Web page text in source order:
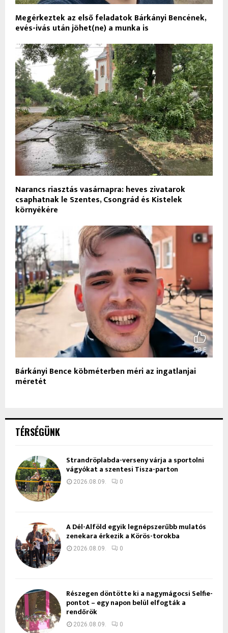
Megérkeztek az első feladatok Bárkányi Bencének,
evés-ivás után jöhet(ne) a munka is
Narancs riasztás vasárnapra: heves zivatarok
csaphatnak le Szentes, Csongrád és Kistelek
környékére
Bárkányi Bence köbméterben méri az ingatlanjai
méretét
TÉRSÉGÜNK
Strandröplabda-verseny várja a sportolni
vágyókat a szentesi Tisza-parton
2026.08.09. 0
A Dél-Alföld egyik legnépszerűbb mulatós
zenekara érkezik a Körös-torokba
2026.08.09. 0
Részegen döntötte ki a nagymágocsi Selfie-
pontot – egy napon belül elfogták a
rendőrök
2026.08.09. 0